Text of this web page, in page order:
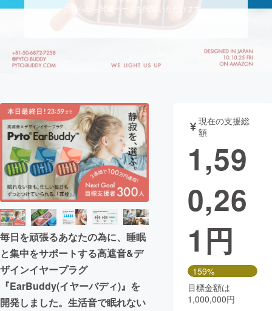
まちづくり・地域活性化
CAMPFIREふるさと納税 machi-ya コミュニティ
こちらから関連ページを閲覧いただけます。
毎日を頑張るあなたの為に、睡眠
と集中をサポートする高遮音&デ
ザインイヤープラグ
『EarBuddy︎︎(イヤーバディ)』を
開発しました。生活音で眠れない
現在の支援総
額
1,59
0,26
1 円
159%
目標金額は
1,000,000円